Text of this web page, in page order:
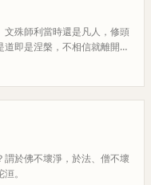
殊師利當時還是凡人，修頭
即是涅槃，不相信就離開
於佛不壞淨，於法、僧不壞
。